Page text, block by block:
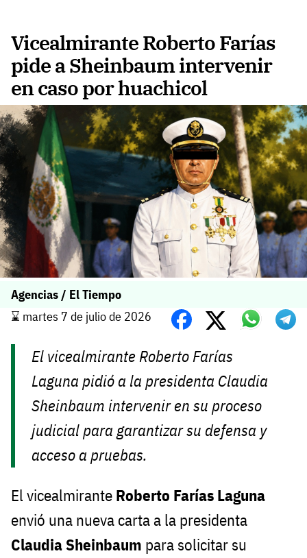
Vicealmirante Roberto Farías
pide a Sheinbaum intervenir
en caso por huachicol
Agencias / El Tiempo
⌛️ martes 7 de julio de 2026
El vicealmirante Roberto Farías
Laguna pidió a la presidenta Claudia
Sheinbaum intervenir en su proceso
judicial para garantizar su defensa y
acceso a pruebas.
El vicealmirante Roberto Farías Laguna
envió una nueva carta a la presidenta
Claudia Sheinbaum para solicitar su